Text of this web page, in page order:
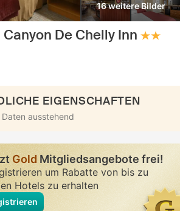
16 weitere Bilder
De Chelly Inn
EIGENSCHAFTEN
ausstehend
Gold Mitgliedsangebote frei!
um Rabatte von bis zu
Hotels zu erhalten